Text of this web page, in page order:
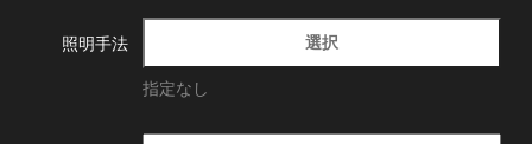
照明手法 選択
指定なし